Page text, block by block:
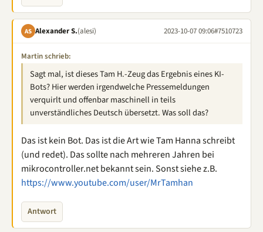
AS Alexander S.(alesi) 2023-10-07 09:06#7510723
Martin schrieb:
Sagt mal, ist dieses Tam H.-Zeug das Ergebnis eines KI-
Bots? Hier werden irgendwelche Pressemeldungen
verquirlt und offenbar maschinell in teils
unverständliches Deutsch übersetzt. Was soll das?
Das ist kein Bot. Das ist die Art wie Tam Hanna schreibt
(und redet). Das sollte nach mehreren Jahren bei
mikrocontroller.net bekannt sein. Sonst siehe z.B.
https://www.youtube.com/user/MrTamhan
Antwort